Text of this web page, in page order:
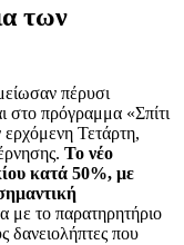
των
πέρυσι
στο πρόγραμμα «Σπίτι
ερχόμενη Τετάρτη,
Το νέο
κατά 50%, με
με το παρατηρητήριο
δανειολήπτες που